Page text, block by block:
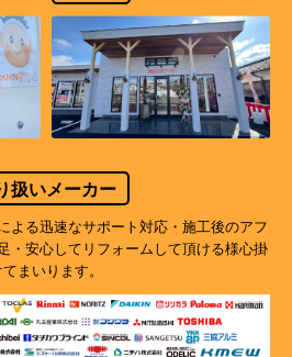
扱いメーカー
よる迅速なサポート対応・施工後のアフ
・安心してリフォームして頂ける様心掛
てまいります。